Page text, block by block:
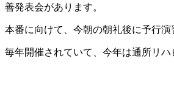
善発表会があります。
本番に向けて、今朝の朝礼後に予行演
毎年開催されていて、今年は通所リハ